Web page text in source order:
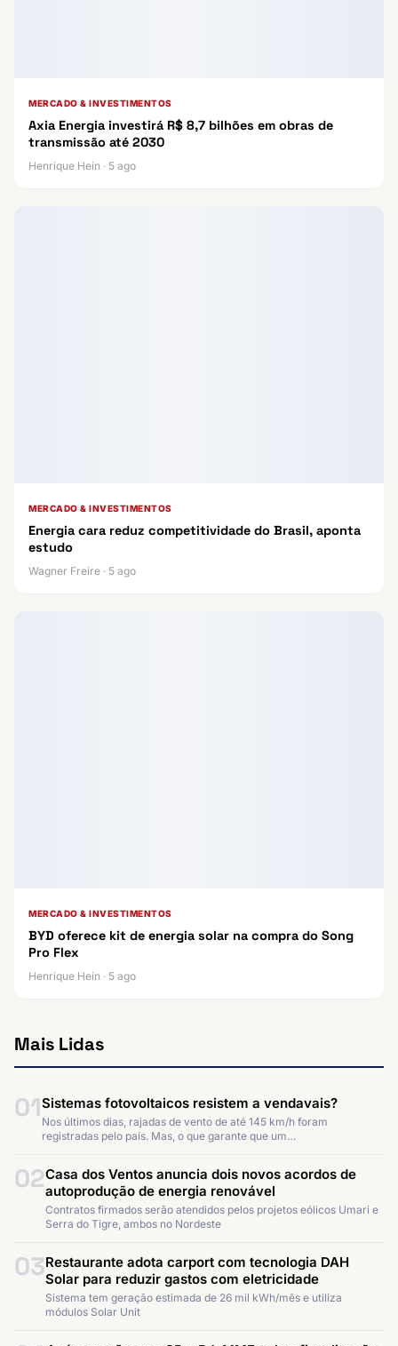
MERCADO & INVESTIMENTOS
Axia Energia investirá R$ 8,7 bilhões em obras de
transmissão até 2030
Henrique Hein · 5 ago
MERCADO & INVESTIMENTOS
Energia cara reduz competitividade do Brasil, aponta
estudo
Wagner Freire · 5 ago
MERCADO & INVESTIMENTOS
BYD oferece kit de energia solar na compra do Song
Pro Flex
Henrique Hein · 5 ago
Mais Lidas
01Sistemas fotovoltaicos resistem a vendavais?
Nos últimos dias, rajadas de vento de até 145 km/h foram
registradas pelo país. Mas, o que garante que um…
02Casa dos Ventos anuncia dois novos acordos de
autoprodução de energia renovável
Contratos firmados serão atendidos pelos projetos eólicos Umari e
Serra do Tigre, ambos no Nordeste
03Restaurante adota carport com tecnologia DAH
Solar para reduzir gastos com eletricidade
Sistema tem geração estimada de 26 mil kWh/mês e utiliza
módulos Solar Unit